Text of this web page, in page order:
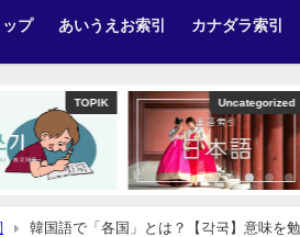
ップ あいうえお索引 カナダラ索引
Uncategorized
韓国語で「各国」とは？【각국】意味を